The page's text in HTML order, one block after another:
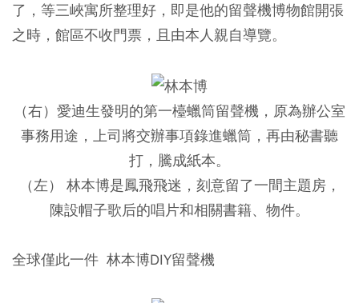
了，等三峽寓所整理好，即是他的留聲機博物館開張
之時，館區不收門票，且由本人親自導覽。
（右）愛迪生發明的第一檯蠟筒留聲機，原為辦公室
事務用途，上司將交辦事項錄進蠟筒，再由秘書聽
打，騰成紙本。
（左） 林本博是鳳飛飛迷，刻意留了一間主題房，
陳設帽子歌后的唱片和相關書籍、物件。
全球僅此一件 林本博DIY留聲機